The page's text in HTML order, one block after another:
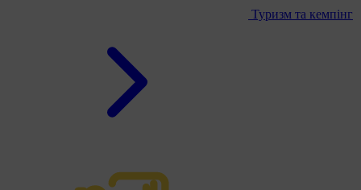
Туризм та кемпінг